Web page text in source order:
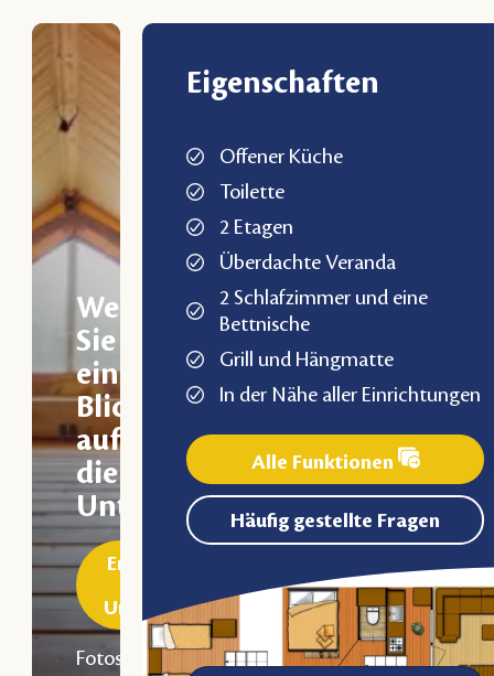
Eigenschaften
Offener Küche
Toilette
2 Etagen
Überdachte Veranda
2 Schlafzimmer und eine
Bettnische
Grill und Hängmatte
In der Nähe aller Einrichtungen
Alle Funktionen
Häufig gestellte Fragen
Werfen
Sie
einen
Blick
auf
die
Unterkunft
Entdecken
Unterkunft
Fotos